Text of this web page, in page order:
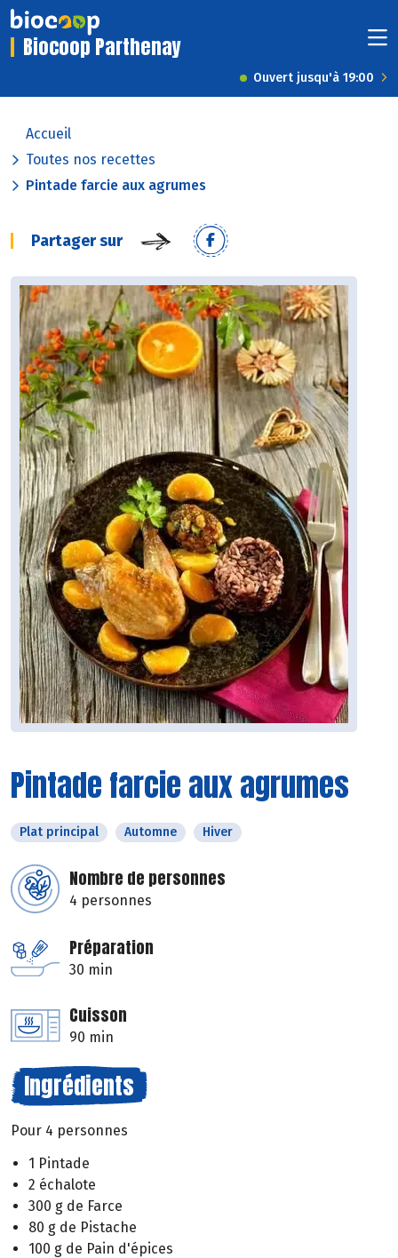
Biocoop Parthenay
Ouvert jusqu'à 19:00
Accueil
Toutes nos recettes
Pintade farcie aux agrumes
Partager sur
Pintade farcie aux agrumes
Plat principal Automne Hiver
Nombre de personnes
4 personnes
Préparation
30 min
Cuisson
90 min
Ingrédients
Pour 4 personnes
1 Pintade
2 échalote
300 g de Farce
80 g de Pistache
100 g de Pain d'épices